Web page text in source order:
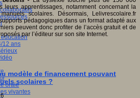
éducation
12 ans
orale
vivantes
leurs apprentissages, notamment concernant la
scolaires. Désormais, Lelivrescolaire.fr
pédagogiques dans un format adapté aux
peuvent donc profiter de l’accès gratuit et de
par l’éditeur sur son site Internet.
modèle de financement pouvant
scolaires ?